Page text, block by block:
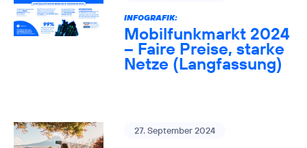
INFOGRAFIK:
Mobilfunkmarkt 2024
– Faire Preise, starke
Netze (Langfassung)
27. September 2024